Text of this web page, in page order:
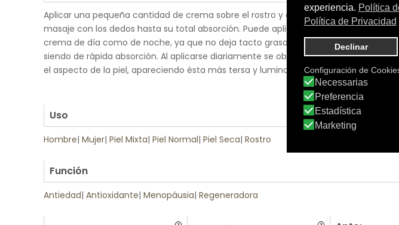
Aplicar una pequeña cantidad de crema sobre el rostro y cuello, realizando un
masaje con los dedos hasta su total absorción. Puede aplicarse tanto como
crema de día como de noche, ya que no deja tacto graso ni untuoso en la piel,
siendo de rápida absorción. Al aplicarse diariamente se observa una mejora en
el aspecto de la piel, apareciendo ésta más tersa y luminosa.
Uso
Hombre| Mujer| Piel Mixta| Piel Normal| Piel Seca| Rostro
Función
Antiedad| Antioxidante| Menopáusia| Regeneradora